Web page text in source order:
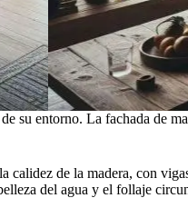
su entorno. La fachada de
de la madera, con
del agua y el follaje